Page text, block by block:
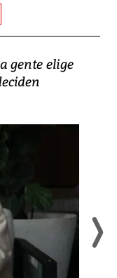
gente elige